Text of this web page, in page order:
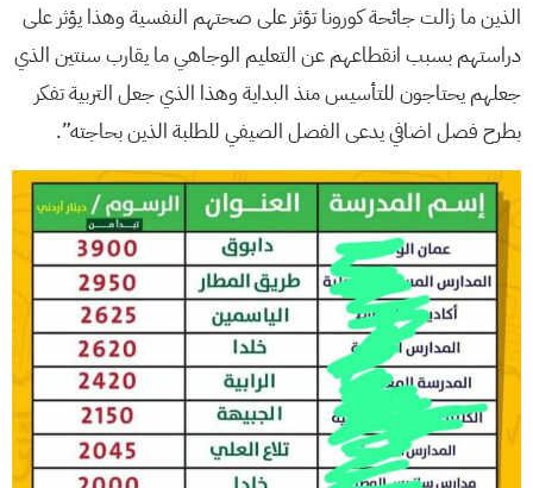
الذين ما زالت جائحة كورونا تؤثر على صحتهم النفسية وهذا يؤثر على
دراستهم بسبب انقطاعهم عن التعليم الوجاهي ما يقارب سنتين الذي
جعلهم يحتاجون للتأسيس منذ البداية وهذا الذي جعل التربية تفكر
بطرح فصل اضافي يدعى الفصل الصيفي للطلبة الذين بحاجته”.